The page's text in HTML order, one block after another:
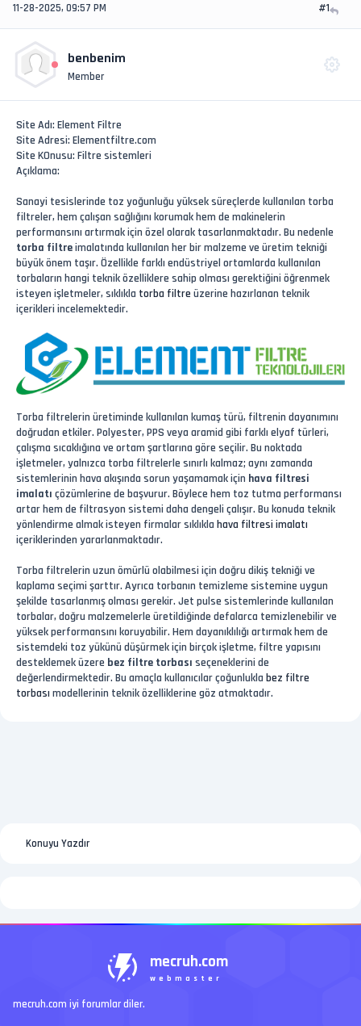
11-28-2025, 09:57 PM #1
benbenim
Member
Site Adı: Element Filtre
Site Adresi: Elementfiltre.com
Site KOnusu: Filtre sistemleri
Açıklama:
Sanayi tesislerinde toz yoğunluğu yüksek süreçlerde kullanılan torba
filtreler, hem çalışan sağlığını korumak hem de makinelerin
performansını artırmak için özel olarak tasarlanmaktadır. Bu nedenle
torba filtreimalatında kullanılan her bir malzeme ve üretim tekniği
büyük önem taşır. Özellikle farklı endüstriyel ortamlarda kullanılan
torbaların hangi teknik özelliklere sahip olması gerektiğini öğrenmek
isteyen işletmeler, sıklıkla torba filtre üzerine hazırlanan teknik
içerikleri incelemektedir.
Torba filtrelerin üretiminde kullanılan kumaş türü, filtrenin dayanımını
doğrudan etkiler. Polyester, PPS veya aramid gibi farklı elyaf türleri,
çalışma sıcaklığına ve ortam şartlarına göre seçilir. Bu noktada
işletmeler, yalnızca torba filtrelerle sınırlı kalmaz; aynı zamanda
sistemlerinin hava akışında sorun yaşamamak için hava filtresi
imalatı çözümlerine de başvurur. Böylece hem toz tutma performansı
artar hem de filtrasyon sistemi daha dengeli çalışır. Bu konuda teknik
yönlendirme almak isteyen firmalar sıklıkla hava filtresi imalatı
içeriklerinden yararlanmaktadır.
Torba filtrelerin uzun ömürlü olabilmesi için doğru dikiş tekniği ve
kaplama seçimi şarttır. Ayrıca torbanın temizleme sistemine uygun
şekilde tasarlanmış olması gerekir. Jet pulse sistemlerinde kullanılan
torbalar, doğru malzemelerle üretildiğinde defalarca temizlenebilir ve
yüksek performansını koruyabilir. Hem dayanıklılığı artırmak hem de
sistemdeki toz yükünü düşürmek için birçok işletme, filtre yapısını
desteklemek üzere bez filtre torbası seçeneklerini de
değerlendirmektedir. Bu amaçla kullanıcılar çoğunlukla bez filtre
torbası modellerinin teknik özelliklerine göz atmaktadır.
Konuyu Yazdır
mecruh.com
webmaster
mecruh.com iyi forumlar diler.